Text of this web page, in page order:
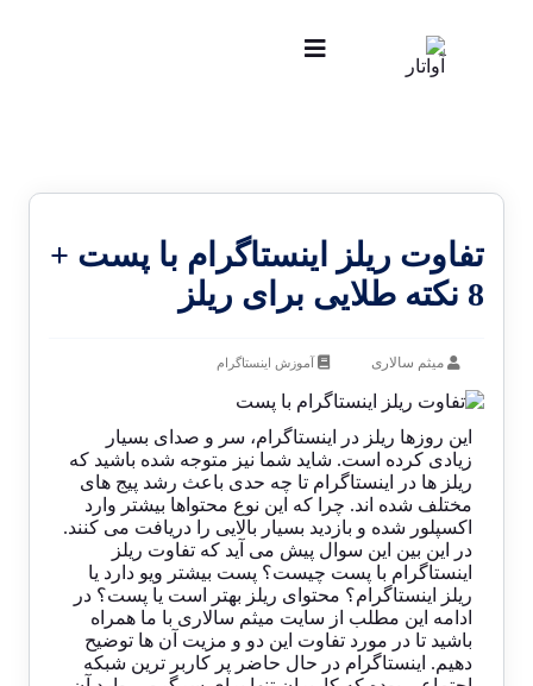
تفاوت ریلز اینستاگرام با پست +
8 نکته طلایی برای ریلز
میثم سالاری آموزش اینستاگرام
این روزها ریلز در اینستاگرام، سر و صدای بسیار
زیادی کرده است. شاید شما نیز متوجه شده باشید که
ریلز ها در اینستاگرام تا چه حدی باعث رشد پیج های
مختلف شده اند. چرا که این نوع محتواها بیشتر وارد
اکسپلور شده و بازدید بسیار بالایی را دریافت می کنند.
در این بین این سوال پیش می آید که تفاوت ریلز
اینستاگرام با پست چیست؟ پست بیشتر ویو دارد یا
ریلز اینستاگرام؟ محتوای ریلز بهتر است یا پست؟ در
ادامه این مطلب از سایت میثم سالاری با ما همراه
باشید تا در مورد تفاوت این دو و مزیت آن ها توضیح
دهیم. اینستاگرام در حال حاضر پر کاربر ترین شبکه